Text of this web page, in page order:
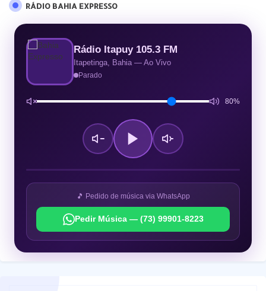
RÁDIO BAHIA EXPRESSO
Rádio Itapuy 105.3 FM
Itapetinga, Bahia — Ao Vivo
Parado
80%
🎵 Pedido de música via WhatsApp
Pedir Música — (73) 99901-8223